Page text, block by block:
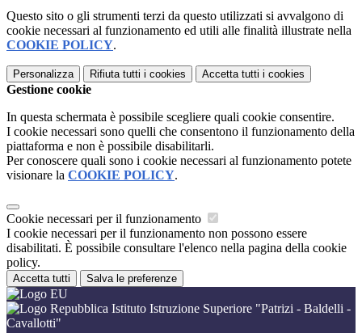
Questo sito o gli strumenti terzi da questo utilizzati si avvalgono di
cookie necessari al funzionamento ed utili alle finalità illustrate nella
COOKIE POLICY.
Personalizza Rifiuta tutti i cookies Accetta tutti i cookies
Gestione cookie
In questa schermata è possibile scegliere quali cookie consentire.
I cookie necessari sono quelli che consentono il funzionamento della
piattaforma e non è possibile disabilitarli.
Per conoscere quali sono i cookie necessari al funzionamento potete
visionare la COOKIE POLICY.
Cookie necessari per il funzionamento
I cookie necessari per il funzionamento non possono essere
disabilitati. È possibile consultare l'elenco nella pagina della cookie
policy.
Accetta tutti Salva le preferenze
Istituto Istruzione Superiore "Patrizi - Baldelli -
Cavallotti"